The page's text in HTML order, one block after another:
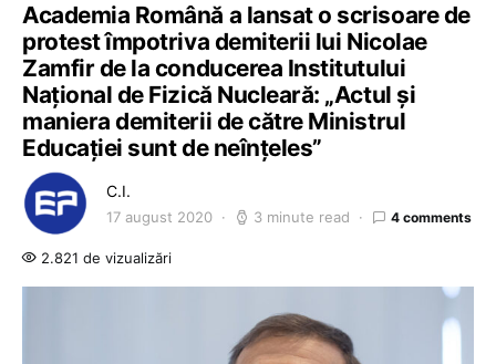
Academia Română a lansat o scrisoare de
protest împotriva demiterii lui Nicolae
Zamfir de la conducerea Institutului
Național de Fizică Nucleară: „Actul și
maniera demiterii de către Ministrul
Educației sunt de neînțeles”
C.I.
17 august 2020 3 minute read 4 comments
2.821 de vizualizări